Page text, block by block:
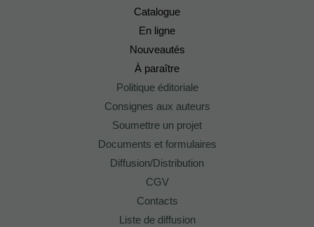
Catalogue
En ligne
Nouveautés
À paraître
Politique éditoriale
Consignes aux auteurs
Soumettre un projet
Documents et formulaires
Diffusion/Distribution
CGV
Contacts
Liste de diffusion